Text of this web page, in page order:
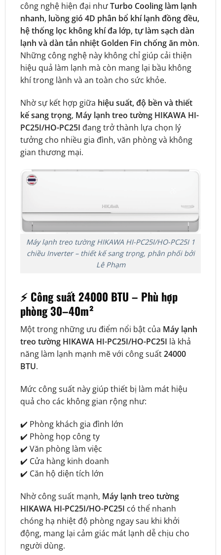
công nghệ hiện đại nhưTurbo Cooling làm lạnh
nhanh, luồng gió 4D phân bổ khí lạnh đồng đều,
hệ thống lọc không khí đa lớp, tự làm sạch dàn
lạnh và dàn tản nhiệt Golden Fin chống ăn mòn.
Những công nghệ này không chỉ giúp cải thiện
hiệu quả làm lạnh mà còn mang lại bầu không
khí trong lành và an toàn cho sức khỏe.
Nhờ sự kết hợp giữa hiệu suất, độ bền và thiết
kế sang trọng, Máy lạnh treo tường HIKAWA HI-
PC25I/HO-PC25I đang trở thành lựa chọn lý
tưởng cho nhiều gia đình, văn phòng và không
gian thương mại.
Máy lạnh treo tường HIKAWA HI-PC25I/HO-PC25I 1
chiều Inverter – thiết kế sang trọng, phân phối bởi
Lê Phạm
⚡ Công suất 24000 BTU – Phù hợp
phòng 30–40m²
Một trong những ưu điểm nổi bật của Máy lạnh
treo tường HIKAWA HI-PC25I/HO-PC25I là khả
năng làm lạnh mạnh mẽ với công suất24000
BTU.
Mức công suất này giúp thiết bị làm mát hiệu
quả cho các không gian rộng như:
✔️ Phòng khách gia đình lớn
✔️ Phòng họp công ty
✔️ Văn phòng làm việc
✔️ Cửa hàng kinh doanh
✔️ Căn hộ diện tích lớn
Nhờ công suất mạnh, Máy lạnh treo tường
HIKAWA HI-PC25I/HO-PC25I có thể nhanh
chóng hạ nhiệt độ phòng ngay sau khi khởi
động, mang lại cảm giác mát lạnh dễ chịu cho
người dùng.